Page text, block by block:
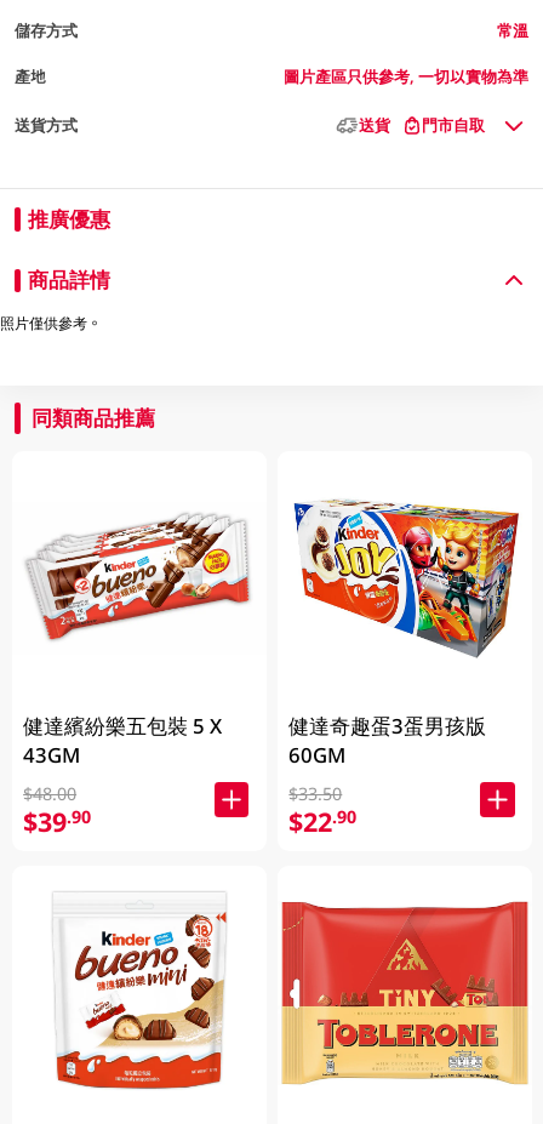
儲存方式 常溫
產地 圖片產區只供參考, 一切以實物為準
送貨方式 送貨 門市自取
推廣優惠
商品詳情
照片僅供參考。
同類商品推薦
健達繽紛樂五包裝 5 X
43GM
$48.00
$39.90
健達奇趣蛋3蛋男孩版
60GM
$33.50
$22.90